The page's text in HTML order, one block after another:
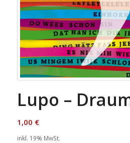
Lupo –
1,00 €
inkl. 19% MwSt.